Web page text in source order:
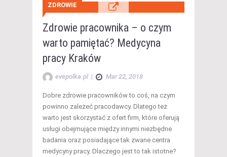
ZDROWIE
Zdrowie pracownika – o czym
warto pamiętać? Medycyna
pracy Kraków
evepolka.pl | Mar 22, 2018
Dobre zdrowie pracowników to coś, na czym
powinno zależeć pracodawcy. Dlatego też
warto jest skorzystać z ofert firm, które oferują
usługi obejmujące między innymi niezbędne
badania oraz posiadające tak zwane centra
medycyny pracy. Dlaczego jest to tak istotne?